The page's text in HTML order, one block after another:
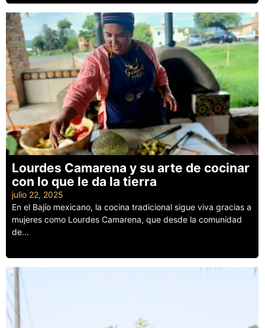
Lourdes Camarena y su arte de cocinar
con lo que le da la tierra
julio 22, 2025
En el Bajío mexicano, la cocina tradicional sigue viva gracias a
mujeres como Lourdes Camarena, que desde la comunidad
de...